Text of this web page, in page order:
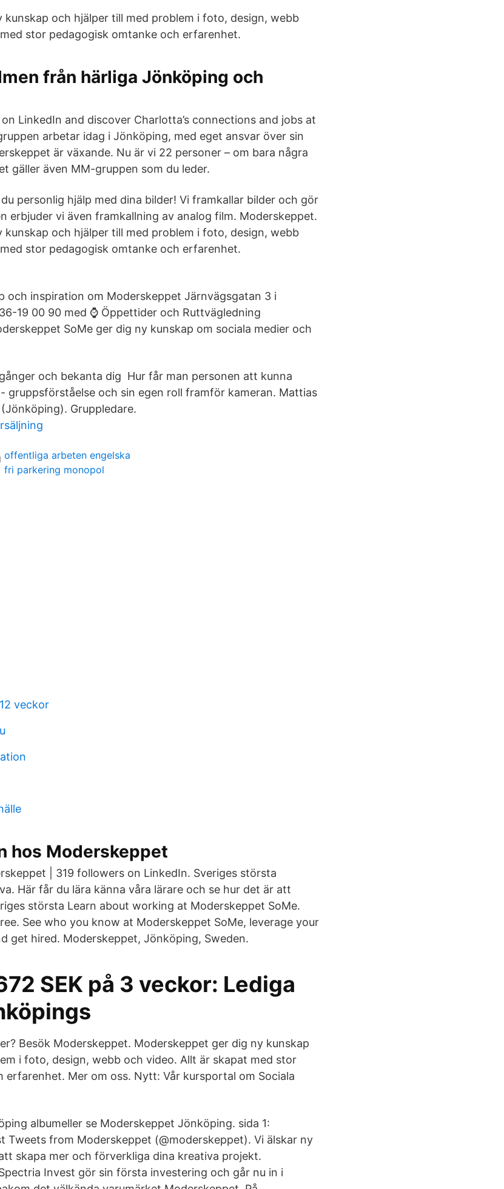
kunskap och hjälper till med problem i foto, design, webb
stor pedagogisk omtanke och erfarenhet.
från härliga Jönköping och
LinkedIn and discover Charlotta’s connections and jobs at
arbetar idag i Jönköping, med eget ansvar över sin
är växande. Nu är vi 22 personer – om bara några
gäller även MM-gruppen som du leder.
du personlig hjälp med dina bilder! Vi framkallar bilder och gör
erbjuder vi även framkallning av analog film. Moderskeppet.
kunskap och hjälper till med problem i foto, design, webb
stor pedagogisk omtanke och erfarenhet.
och inspiration om Moderskeppet Järnvägsgatan 3 i
19 00 90 med ⌚ Öppettider och Ruttvägledning
SoMe ger dig ny kunskap om sociala medier och
och bekanta dig Hur får man personen att kunna
gruppsförståelse och sin egen roll framför kameran. Mattias
Gruppledare.
offentliga arbeten engelska
fri parkering monopol
veckor
hos Moderskeppet
| 319 followers on LinkedIn. Sveriges största
Här får du lära känna våra lärare och se hur det är att
största Learn about working at Moderskeppet SoMe.
See who you know at Moderskeppet SoMe, leverage your
get hired. Moderskeppet, Jönköping, Sweden.
SEK på 3 veckor: Lediga
Besök Moderskeppet. Moderskeppet ger dig ny kunskap
i foto, design, webb och video. Allt är skapat med stor
erfarenhet. Mer om oss. Nytt: Vår kursportal om Sociala
albumeller se Moderskeppet Jönköping. sida 1:
Tweets from Moderskeppet (@moderskeppet). Vi älskar ny
skapa mer och förverkliga dina kreativa projekt.
Invest gör sin första investering och går nu in i